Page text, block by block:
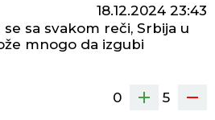
18.12.2024 23:43
sa svakom reči, Srbija u
mnogo da izgubi
0 5